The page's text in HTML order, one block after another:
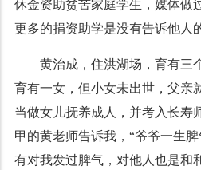
休金资助贫苦家庭学生，媒体做
更多的捐资助学是没有告诉他人
黄治成，住洪湖场，育有三
育有一女，但小女未出世，父亲
当做女儿抚养成人，并考入长寿
甲的黄老师告诉我，“爷爷一生
有对我发过脾气，对他人也是和